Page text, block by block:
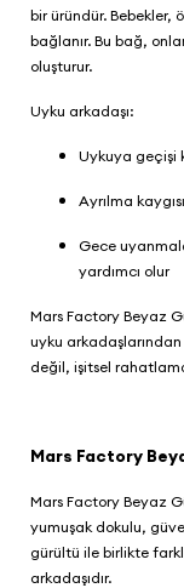
bir üründür. Bebekler,
bağlanır. Bu bağ,
oluşturur.
Uyku arkadaşı:
Uykuya geçişi
Ayrılma
Gece
yardımcı olur
Mars Factory Beyaz
uyku
değil, işitsel
Mars Factory
Mars Factory Beyaz
yumuşak dokulu,
gürültü ile birlikte
arkadaşıdır.